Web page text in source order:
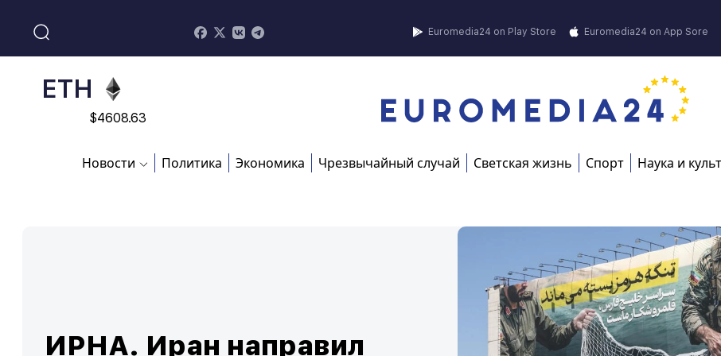
Euromedia24 on Play Store
Euromedia24 on App Sore
ADA
$0.868816
ETH
$4608.63
Новости Политика Экономика Чрезвычайный случай Светская жизнь Спорт Наука и
ИРНА. Иран направил